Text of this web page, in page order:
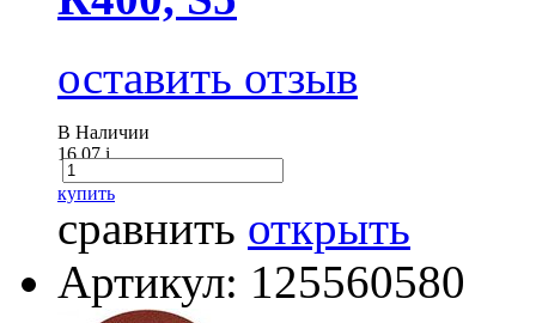
оставить отзыв
В Наличии
16.07i
купить
сравнить открыть
Артикул: 125560580